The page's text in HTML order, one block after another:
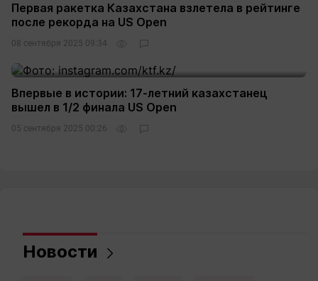
Первая ракетка Казахстана взлетела в рейтинге
после рекорда на US Open
08 сентября 2025 09:34
Впервые в истории: 17-летний казахстанец
вышел в 1/2 финала US Open
05 сентября 2025 00:26
Новости